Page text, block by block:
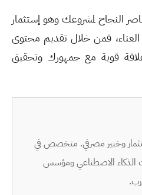
النجاح لمشروعك وهو إستثمار
فمن خلال تقديم محتوى
قوية مع جمهورك وتحقيق
وخبير مصرفي. متخصص في
الذكاء الاصطناعي ومؤسس